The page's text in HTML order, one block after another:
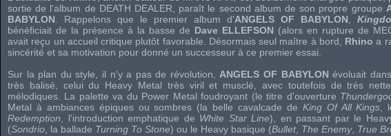
sortie de l'album de DEATH DEALER , paraît le second album de son propre groupe
BABYLON . Rappelons que le premier album d'ANGELS OF BABYLON
bénéficiait de la présence à la basse de Dave ELLEFSON (alors en rupture de
avait reçu un accueil critique plutôt favorable. Désormais seul maître à bord, Rhinoa
sincérité et sa motivation pour donné un successeur à ce premier essai.
Sur la plan du style, il n'y a pas de révolution, ANGELS OF BABYLON évoluait
très balisé, celui du Heavy Metal très viril et musclé, avec toutefois de très
mélodiques. La palette va du Power Metalfoudroyant (le titre d'ouverture
Metal à ambiances épiques ou sombres (la belle cavalcade de King Of All Kings ,
Redemption , l'introduction emphatique de White Star Line), en passant par le
(Sondrio , la ballade Turning To Stone) ou le Heavy basique (Bullet, The Enemy, True